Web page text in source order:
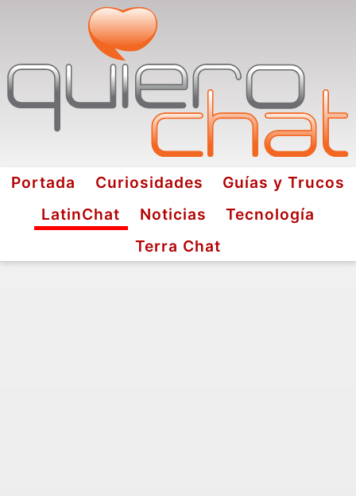
Portada Curiosidades
Guías y Trucos
LatinChat
Noticias
Tecnología
Terra Chat